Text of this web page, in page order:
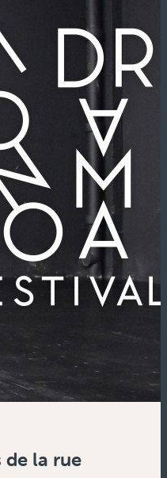
de la rue